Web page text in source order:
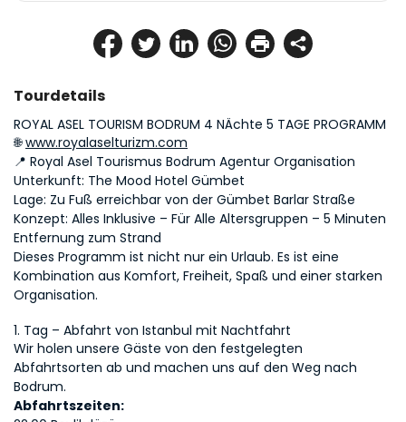
Tourdetails
ROYAL ASEL TOURISM BODRUM 4 NÄchte 5 TAGE PROGRAMM
🌐 www.royalaselturizm.com
📍 Royal Asel Tourismus Bodrum Agentur Organisation
Unterkunft: The Mood Hotel Gümbet
Lage: Zu Fuß erreichbar von der Gümbet Barlar Straße
Konzept: Alles Inklusive – Für Alle Altersgruppen – 5 Minuten
Entfernung zum Strand
Dieses Programm ist nicht nur ein Urlaub. Es ist eine
Kombination aus Komfort, Freiheit, Spaß und einer starken
Organisation.
1. Tag – Abfahrt von Istanbul mit Nachtfahrt
Wir holen unsere Gäste von den festgelegten
Abfahrtsorten ab und machen uns auf den Weg nach
Bodrum.
Abfahrtszeiten: